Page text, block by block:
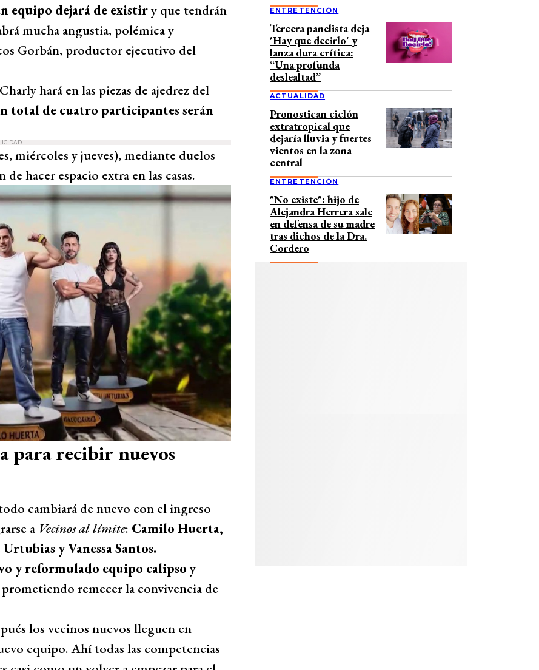
equipo dejará de existiry que tendrán
mucha angustia, polémica y
Gorbán, productor ejecutivo del
hará en las piezas de ajedrez del
total de cuatro participantes serán
miércoles y jueves), mediante duelos
hacer espacio extra en las casas.
para recibir nuevos
cambiará de nuevo con el ingreso
a Vecinos al límite: Camilo Huerta,
y Vanessa Santos.
y reformulado equipo calipso y
prometiendo remecer la convivencia de
los vecinos nuevos lleguen en
equipo. Ahí todas las competencias
ENTRETENCIÓN
Tercera panelista deja
'Hay que decirlo' y
lanza dura crítica:
“Una profunda
deslealtad”
ACTUALIDAD
Pronostican ciclón
extratropical que
dejaría lluvia y fuertes
vientos en la zona
central
ENTRETENCIÓN
"No existe": hijo de
Alejandra Herrera sale
en defensa de su madre
tras dichos de la Dra.
Cordero